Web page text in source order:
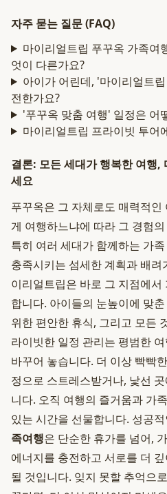
자주 묻는 질문 (FAQ)
마이리얼트립 푸꾸옥 가족여
엇이 다른가요?
아이가 어린데, '마이리얼트
전한가요?
'푸꾸옥 맞춤 여행' 일정은 어
마이리얼트립 프라이빗 투어
결론: 모든 세대가 행복한 여행,
세요
푸꾸옥은 그 자체로도 매력적
게 여행하느냐에 따라 그 경험
특히 여러 세대가 함께하는 가
충족시키는 섬세한 계획과 배
이리얼트립은 바로 그 지점에
합니다. 아이들의 눈높이에 맞
위한 편안한 휴식, 그리고 모든
라이빗한 일정 관리는 평범한
바꾸어 놓습니다. 더 이상 빡빡
정으로 스트레스받거나, 낯선
니다. 오직 여행의 즐거움과 가
있는 시간을 선물합니다. 성공적
족여행은 단순한 휴가를 넘어,
에너지를 충전하고 서로를 더
될 것입니다. 잊지 못할 추억으